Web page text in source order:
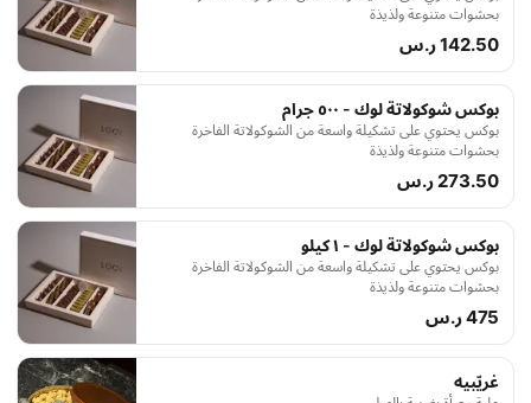
بحشوات متنوعة ولذيذة
142.50 ر.س
بوكس شوكولاتة لوك - ٥٠٠ جرام
بوكس يحتوي على تشكيلة واسعة من الشوكولاتة الفاخرة
بحشوات متنوعة ولذيذة
273.50 ر.س
بوكس شوكولاتة لوك - ١ كيلو
بوكس يحتوي على تشكيلة واسعة من الشوكولاتة الفاخرة
بحشوات متنوعة ولذيذة
475 ر.س
غريّبيه